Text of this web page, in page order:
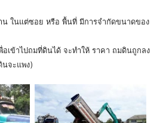
น ในแต่ซอย หรือ พื้นที่ มีการจำกัดขนาดของ
เข้าไปถมที่ดินได้ จะทำให้ ราคา ถมดินถูกลง
นจะแพง)